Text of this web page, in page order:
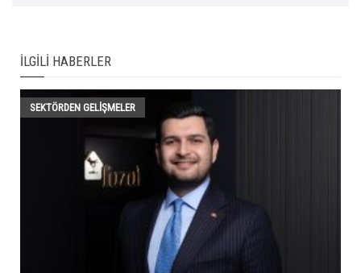
İLGILI HABERLER
SEKTÖRDEN GELIŞMELER